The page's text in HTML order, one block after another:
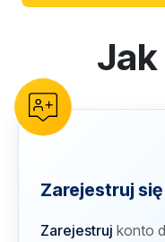
reCAPTCHA verification
Jak
Zarejestruj się
Zarejestruj konto